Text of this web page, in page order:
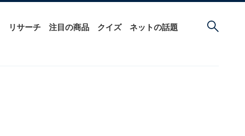
リサーチ 注目の商品 クイズ ネットの話題